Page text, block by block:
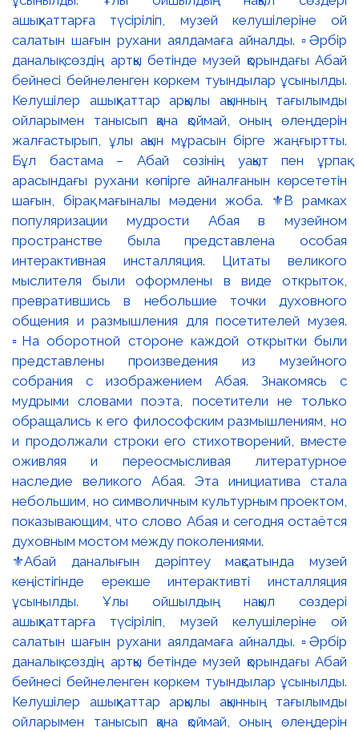
⚜️Абай даналығын дәріптеу мақсатында музей
кеңістігінде ерекше интерактивті инсталляция
ұсынылды. Ұлы ойшылдың нақыл сөздері
ашықхаттарға түсіріліп, музей келушілеріне ой
салатын шағын рухани аялдамаға айналды. ▫️Әрбір
даналық сөздің артқы бетінде музей қорындағы Абай
бейнесі бейнеленген көркем туындылар ұсынылды.
Келушілер ашықхаттар арқылы ақынның тағылымды
ойларымен танысып қана қоймай, оның өлеңдерін